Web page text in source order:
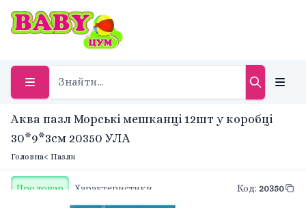
Аква пазл Морські мешканці 12шт у коробці
30*9*3см 20350 УЛА
Головна< Пазли
Про товар Характеристики Код: 20350